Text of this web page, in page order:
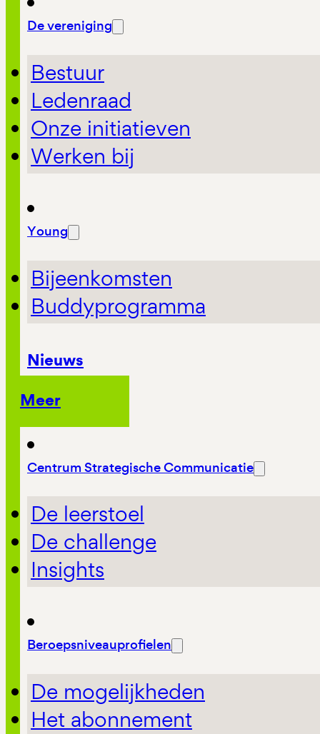
De vereniging
Bestuur
Ledenraad
Onze initiatieven
Werken bij
Young
Bijeenkomsten
Buddyprogramma
Nieuws
Meer
Centrum Strategische Communicatie
De leerstoel
De challenge
Insights
Beroepsniveauprofielen
De mogelijkheden
Het abonnement